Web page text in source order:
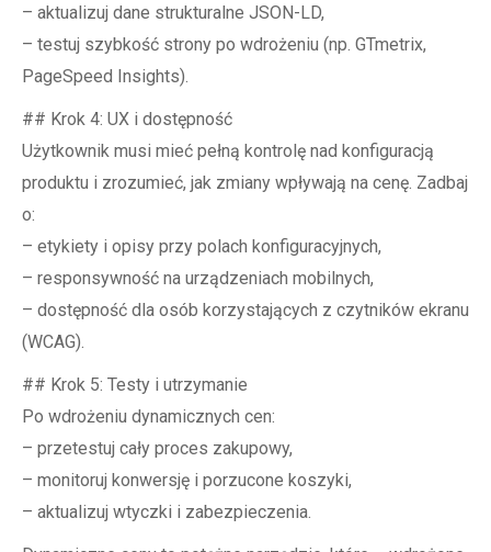
– aktualizuj dane strukturalne JSON-LD,
– testuj szybkość strony po wdrożeniu (np. GTmetrix,
PageSpeed Insights).
## Krok 4: UX i dostępność
Użytkownik musi mieć pełną kontrolę nad konfiguracją
produktu i zrozumieć, jak zmiany wpływają na cenę. Zadbaj
o:
– etykiety i opisy przy polach konfiguracyjnych,
– responsywność na urządzeniach mobilnych,
– dostępność dla osób korzystających z czytników ekranu
(WCAG).
## Krok 5: Testy i utrzymanie
Po wdrożeniu dynamicznych cen:
– przetestuj cały proces zakupowy,
– monitoruj konwersję i porzucone koszyki,
– aktualizuj wtyczki i zabezpieczenia.